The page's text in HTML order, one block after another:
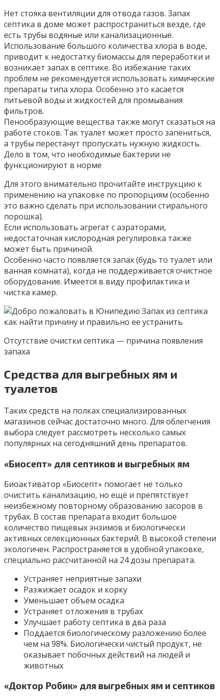
Нет стояка вентиляции для отвода газов. Запах
септика в доме может распространиться везде, где
есть трубы водяные или канализационные.
Использование большого количества хлора в воде,
приводит к недостатку биомассы для переработки и
возникает запах в септике. Во избежание таких
проблем не рекомендуется использовать химические
препараты типа хлора. Особенно это касается
питьевой воды и жидкостей для промывания
фильтров.
Пенообразующие вещества также могут сказаться на
работе стоков. Так туалет может просто запениться,
а трубы перестанут пропускать нужную жидкость.
Дело в том, что необходимые бактерии не
функционируют в норме
Для этого внимательно прочитайте инструкцию к
применению на упаковке по пропорциям (особенно
это важно сделать при использовании стирального
порошка).
Если использовать агрегат с аэраторами,
недостаточная кислородная регулировка также
может быть причиной.
Особенно часто появляется запах (будь то туалет или
ванная комната), когда не поддерживается очистное
оборудование. Имеется в виду профилактика и
чистка камер.
Отсутствие очистки септика — причина появления
запаха
Средства для выгребных ям и
туалетов
Таких средств на полках специализированных
магазинов сейчас достаточно много. Для облегчения
выбора следует рассмотреть несколько самых
популярных на сегодняшний день препаратов.
«Биосепт» для септиков и выгребных ям
Биоактиватор «Биосепт» помогает не только
очистить канализацию, но ещё и препятствует
неизбежному повторному образованию засоров в
трубах. В состав препарата входит большое
количество пищевых энзимов и биологически
активных селекционных бактерий. В высокой степени
экологичен. Распространяется в удобной упаковке,
специально рассчитанной на 24 дозы препарата.
Устраняет неприятные запахи
Разжижает осадок и корку
Уменьшает объем осадка
Устраняет отложения в трубах
Улучшает работу септика в два раза
Поддается биологическому разложению более
чем на 98%. Биологически чистый продукт, не
оказывает побочных действий на людей и
животных
«Доктор Робик» для выгребных ям и септиков